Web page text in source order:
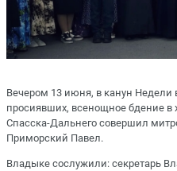
Вечером 13 июня, в канун Недели
просиявших, всенощное бдение в
Спасска-Дальнего совершил
Приморский Павел.
Владыке сослужили: секретарь